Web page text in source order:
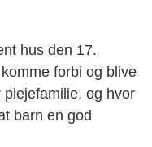
hus den 17.
forbi og blive
og hvor
barn en god